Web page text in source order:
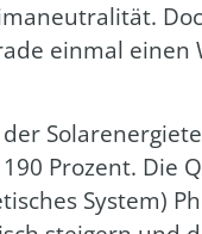
ein­mal einen
Pro­zent. Die
Sys­tem)